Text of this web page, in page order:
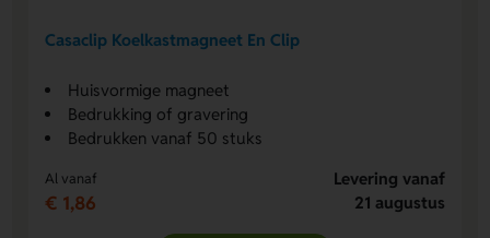
Casaclip Koelkastmagneet En Clip
Huisvormige magneet
Bedrukking of gravering
Bedrukken vanaf 50 stuks
Al vanaf
€ 1,86
Levering vanaf
21 augustus